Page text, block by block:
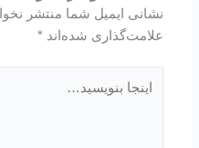
نشانی ایمیل شما منتشر
علامت‌گذاری شده‌اند*
بنویسید…